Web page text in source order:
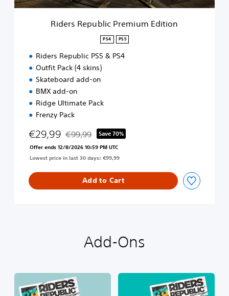
l
Riders Republic Premium Edition
PS4 PS5
Riders Republic PS5 & PS4
Outfit Pack (4 skins)
Skateboard add-on
BMX add-on
Ridge Ultimate Pack
Frenzy Pack
€29,99 Discounted from original price of €99,99
€99,99 Save 70%
Offer ends 12/8/2026 10:59 PM UTC
Lowest price in last 30 days: €99,99
Add to Cart
Add-Ons